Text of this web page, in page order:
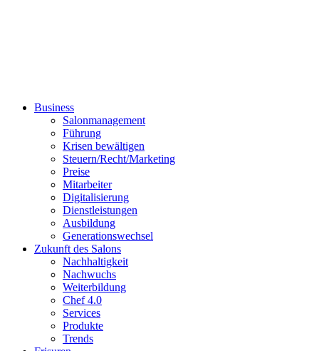
Business
Salonmanagement
Führung
Krisen bewältigen
Steuern/Recht/Marketing
Preise
Mitarbeiter
Digitalisierung
Dienstleistungen
Ausbildung
Generationswechsel
Zukunft des Salons
Nachhaltigkeit
Nachwuchs
Weiterbildung
Chef 4.0
Services
Produkte
Trends